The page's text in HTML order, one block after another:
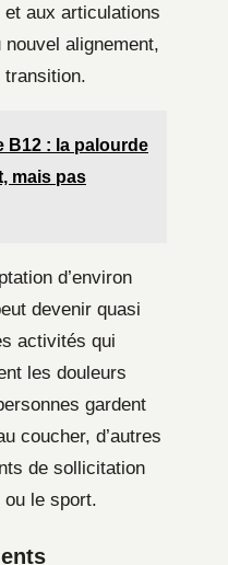
aux articulations
nouvel alignement,
B12 : la palourde
mais pas
d’environ
devenir quasi
activités qui
les douleurs
gardent
coucher, d’autres
de sollicitation
le sport.